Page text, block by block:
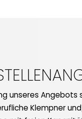
unseres Angebots
Klempner